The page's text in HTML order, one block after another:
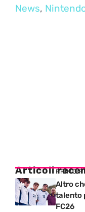
News,
Articoli PRIMO
Altro
talento
FC26